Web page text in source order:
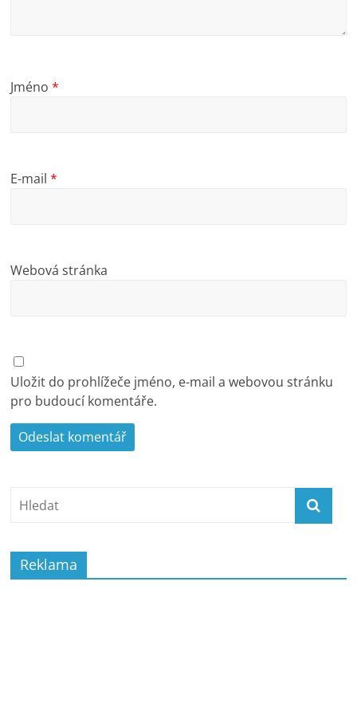
Jméno*
E-mail*
Webová stránka
Uložit do prohlížeče jméno, e-mail a webovou stránku
pro budoucí komentáře.
Reklama